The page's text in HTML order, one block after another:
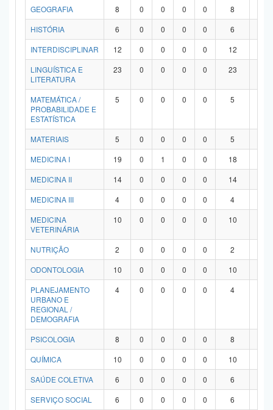
GEOGRAFIA
8 0 0 0 0 8
HISTÓRIA
6 0 0 0 0 6
INTERDISCIPLINAR
12 0 0 0 0 12
LINGUÍSTICA E
LITERATURA
23 0 0 0 0 23
MATEMÁTICA /
PROBABILIDADE E
ESTATÍSTICA
5 0 0 0 0 5
MATERIAIS 5 0 0 0 0 5
MEDICINA I
19 0 1 0 0 18
MEDICINA II
14 0 0 0 0 14
MEDICINA III
4 0 0 0 0 4
MEDICINA
VETERINÁRIA
10 0 0 0 0 10
NUTRIÇÃO 2 0 0 0 0 2
ODONTOLOGIA
10 0 0 0 0 10
PLANEJAMENTO
URBANO E
REGIONAL /
DEMOGRAFIA
4 0 0 0 0 4
PSICOLOGIA 8 0 0 0 0 8
QUÍMICA
10 0 0 0 0 10
SAÚDE COLETIVA
6 0 0 0 0 6
SERVIÇO SOCIAL
6 0 0 0 0 6